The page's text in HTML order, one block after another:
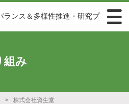
ランス＆多様性推進・研究プ
組み
株式会社資生堂